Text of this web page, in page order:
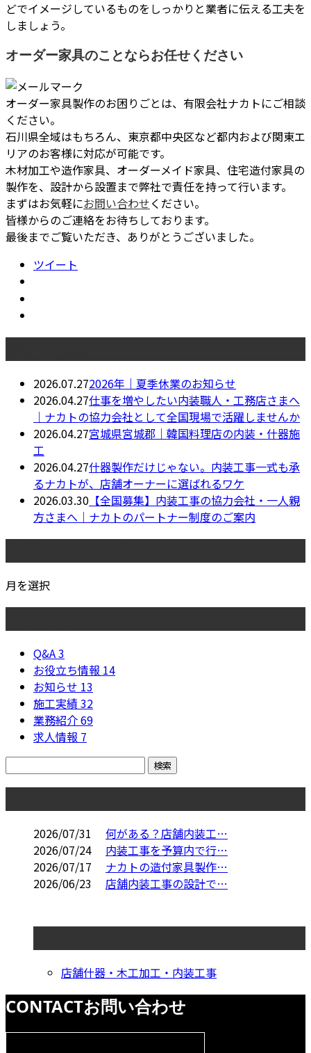
どでイメージしているものをしっかりと業者に伝える工夫を
しましょう。
オーダー家具のことならお任せください
オーダー家具製作のお困りごとは、有限会社ナカトにご相談
ください。
石川県全域はもちろん、東京都中央区など都内および関東エ
リアのお客様に対応が可能です。
木材加工や造作家具、オーダーメイド家具、住宅造付家具の
製作を、設計から設置まで弊社で責任を持って行います。
まずはお気軽にお問い合わせください。
皆様からのご連絡をお待ちしております。
最後までご覧いただき、ありがとうございました。
ツイート
2026.07.272026年｜夏季休業のお知らせ
2026.04.27仕事を増やしたい内装職人・工務店さまへ
｜ナカトの協力会社として全国現場で活躍しませんか
2026.04.27宮城県宮城郡｜韓国料理店の内装・什器施
工
2026.04.27什器製作だけじゃない。内装工事一式も承
るナカトが、店舗オーナーに選ばれるワケ
2026.03.30 【全国募集】内装工事の協力会社・一人親
方さまへ｜ナカトのパートナー制度のご案内
月を選択
Q&A3
お役立ち情報 14
お知らせ 13
施工実績32
業務紹介69
求人情報 7
2026/07/31
何がある？店舗内装工…
2026/07/24
内装工事を予算内で行…
2026/07/17
ナカトの造付家具製作…
2026/06/23
店舗内装工事の設計で…
店舗什器・木工加工・内装工事
CONTACTお問い合わせ